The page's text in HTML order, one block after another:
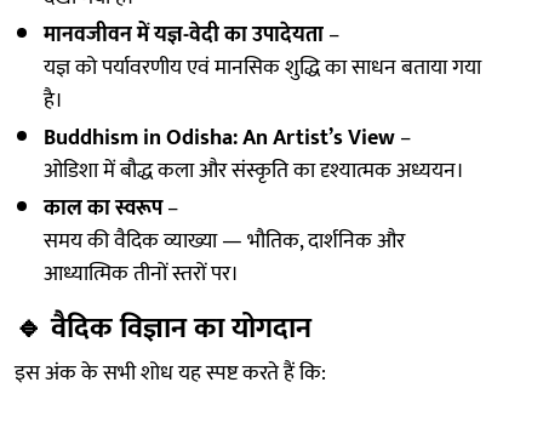
मानवजीवन में यज्ञ-वेदी का उपादेयता–
यज्ञ को पर्यावरणीय एवं मानसिक शुद्धि का साधन बताया गया
है।
Buddhism in Odisha: An Artist’s View–
ओडिशा में बौद्ध कला और संस्कृति का दृश्यात्मक अध्ययन।
काल का स्वरूप–
समय की वैदिक व्याख्या — भौतिक, दार्शनिक और
आध्यात्मिक तीनों स्तरों पर।
🔹वैदिक विज्ञान का योगदान
इस अंक के सभी शोध यह स्पष्ट करते हैं कि: